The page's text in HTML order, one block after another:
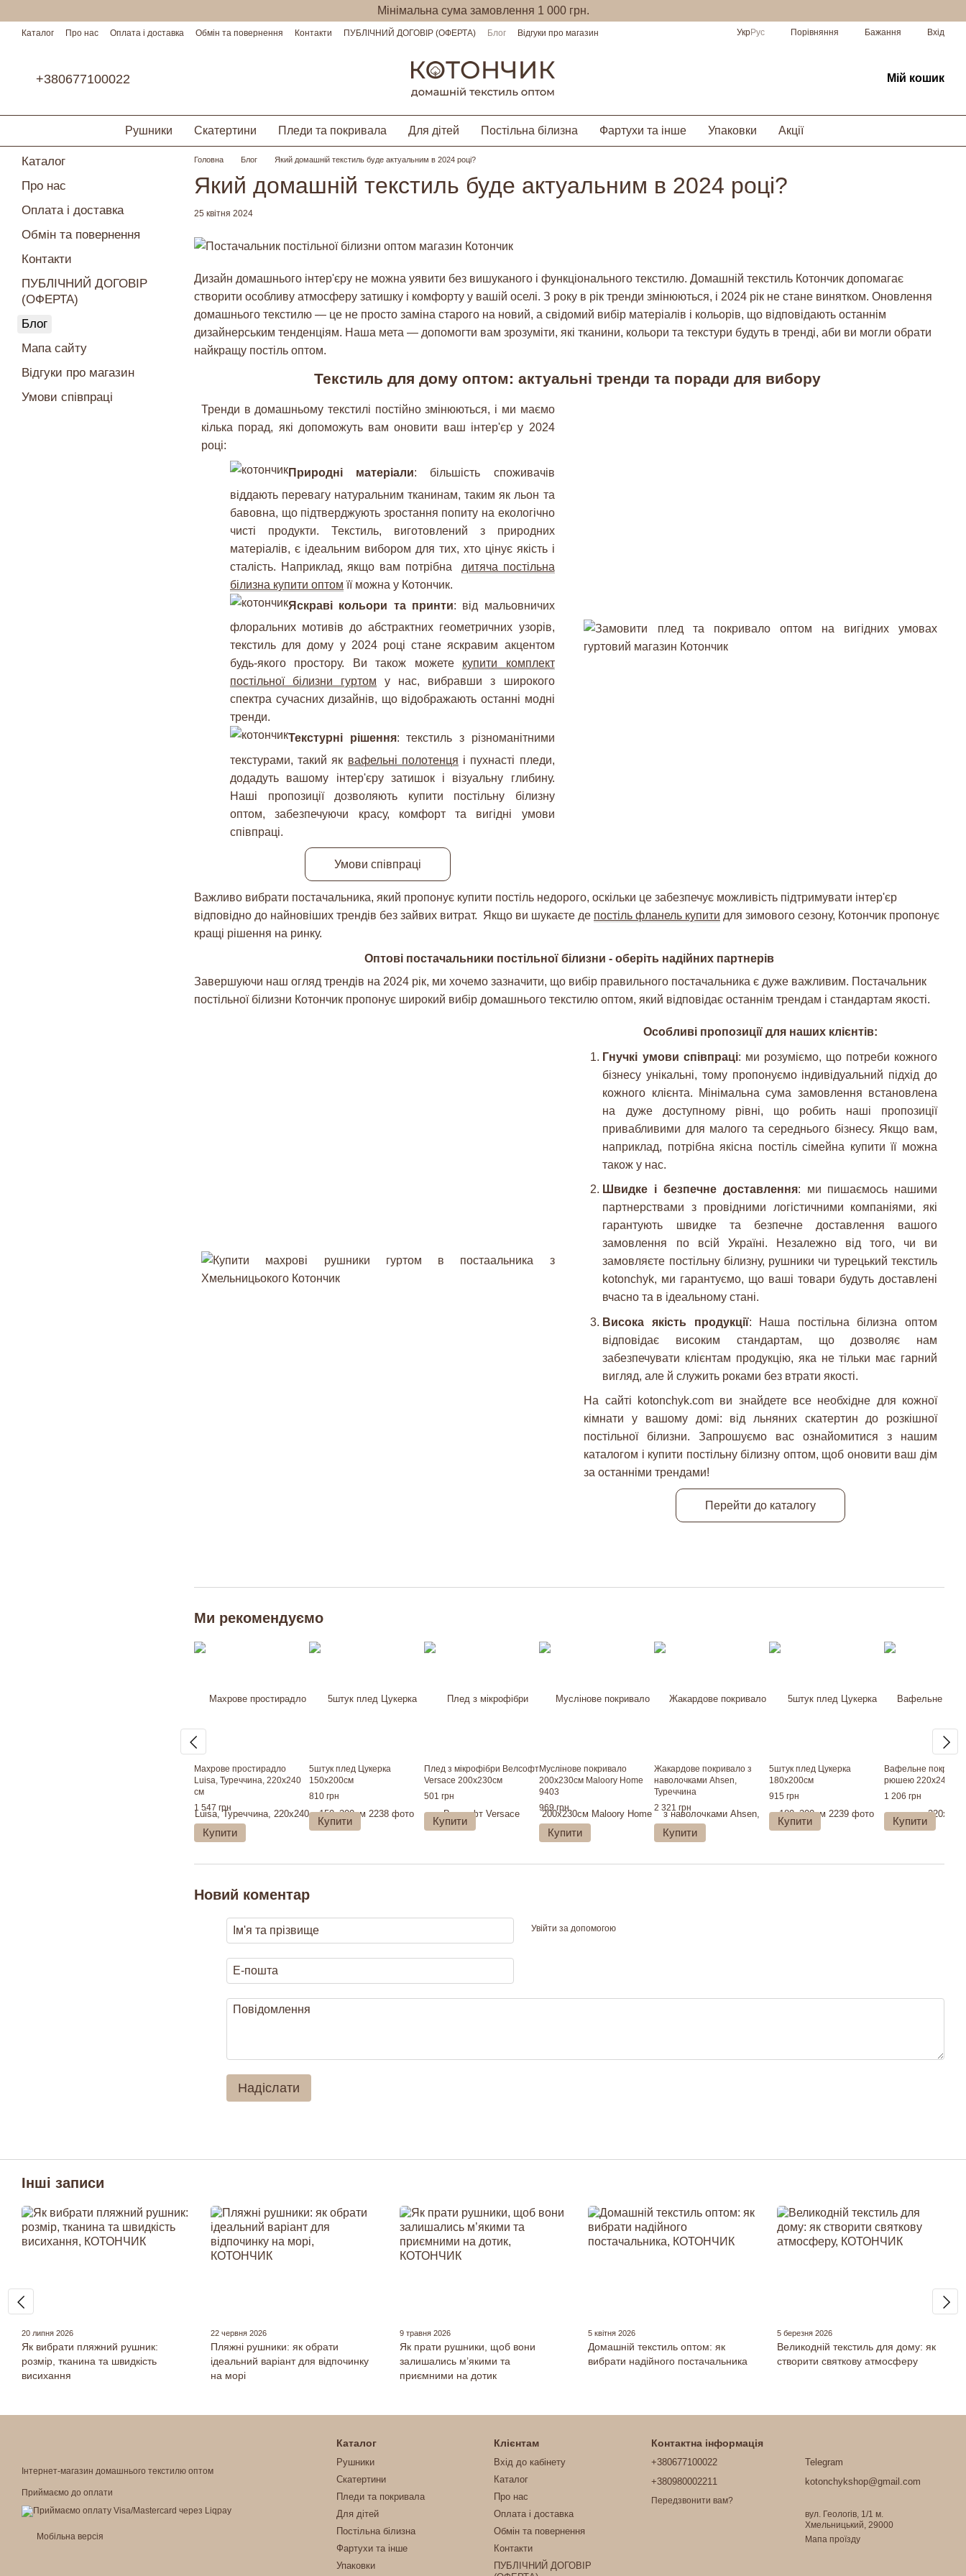
Мінімальна сума замовлення 1 000 грн.
Каталог Про нас Оплата і доставка Обмін та повернення Контакти ПУБЛІЧНИЙ ДОГОВІР (ОФЕРТА) Блог
Відгуки про магазин
УкрРус Порівняння Бажання Вхід
+380677100022 Мій кошик
Рушники Скатертини Пледи та покривала Для дітей Постільна білизна Фартухи та інше Упаковки Акції
Головна Блог Який домашній текстиль буде актуальним в 2024 році?
Який домашній текстиль буде актуальним в 2024 році?
25 квітня 2024
Дизайн домашнього інтер'єру не можна уявити без вишуканого і функціонального текстилю. Домашній текстиль Котончик допомагає
створити особливу атмосферу затишку і комфорту у вашій оселі. З року в рік тренди змінюються, і 2024 рік не стане винятком. Оновлення
домашнього текстилю — це не просто заміна старого на новий, а свідомий вибір матеріалів і кольорів, що відповідають останнім
дизайнерським тенденціям. Наша мета — допомогти вам зрозуміти, які тканини, кольори та текстури будуть в тренді, аби ви могли обрати
найкращу постіль оптом.
Текстиль для дому оптом: актуальні тренди та поради для вибору
Тренди в домашньому текстилі постійно змінюються, і ми маємо
кілька порад, які допоможуть вам оновити ваш інтер'єр у 2024
році:
Природні матеріали: більшість споживачів
віддають перевагу натуральним тканинам, таким як льон та
бавовна, що підтверджують зростання попиту на екологічно
чисті продукти. Текстиль, виготовлений з природних
матеріалів, є ідеальним вибором для тих, хто цінує якість і
сталість. Наприклад, якщо вам потрібна дитяча постільна
білизна купити оптом її можна у Котончик.
Яскраві кольори та принти: від мальовничих
флоральних мотивів до абстрактних геометричних узорів,
текстиль для дому у 2024 році стане яскравим акцентом
будь-якого простору. Ви також можете купити комплект
постільної білизни гуртом у нас, вибравши з широкого
спектра сучасних дизайнів, що відображають останні модні
тренди.
Текстурні рішення: текстиль з різноманітними
текстурами, такий як вафельні полотенця і пухнасті пледи,
додадуть вашому інтер'єру затишок і візуальну глибину.
Наші пропозиції дозволяють купити постільну білизну
оптом, забезпечуючи красу, комфорт та вигідні умови
співпраці.
Умови співпраці
Важливо вибрати постачальника, який пропонує купити постіль недорого, оскільки це забезпечує можливість підтримувати інтер'єр
відповідно до найновіших трендів без зайвих витрат. Якщо ви шукаєте де постіль фланель купити для зимового сезону, Котончик пропонує
кращі рішення на ринку.
Оптові постачальники постільної білизни - оберіть надійних партнерів
Завершуючи наш огляд трендів на 2024 рік, ми хочемо зазначити, що вибір правильного постачальника є дуже важливим. Постачальник
постільної білизни Котончик пропонує широкий вибір домашнього текстилю оптом, який відповідає останнім трендам і стандартам якості.
Особливі пропозиції для наших клієнтів:
Гнучкі умови співпраці: ми розуміємо, що потреби кожного
бізнесу унікальні, тому пропонуємо індивідуальний підхід до
кожного клієнта. Мінімальна сума замовлення встановлена
на дуже доступному рівні, що робить наші пропозиції
привабливими для малого та середнього бізнесу. Якщо вам,
наприклад, потрібна якісна постіль сімейна купити її можна
також у нас.
Швидке і безпечне доставлення: ми пишаємось нашими
партнерствами з провідними логістичними компаніями, які
гарантують швидке та безпечне доставлення вашого
замовлення по всій Україні. Незалежно від того, чи ви
замовляєте постільну білизну, рушники чи турецький текстиль
kotonchyk, ми гарантуємо, що ваші товари будуть доставлені
вчасно та в ідеальному стані.
Висока якість продукції: Наша постільна білизна оптом
відповідає високим стандартам, що дозволяє нам
забезпечувати клієнтам продукцію, яка не тільки має гарний
вигляд, але й служить роками без втрати якості.
На сайті kotonchyk.com ви знайдете все необхідне для кожної
кімнати у вашому домі: від льняних скатертин до розкішної
постільної білизни. Запрошуємо вас ознайомитися з нашим
каталогом і купити постільну білизну оптом, щоб оновити ваш дім
за останніми трендами!
Перейти до каталогу
Ми рекомендуємо
Махрове простирадло
Luisa, Туреччина, 220х240
см
1 547 грн
Купити
5штук плед Цукерка
150х200см
810 грн
Купити
Плед з мікрофібри Велсофт
Versace 200х230см
501 грн
Купити
Муслінове покривало
200x230см Maloory Home
9403
969 грн
Купити
Жакардове покривало з
наволочками Ahsen,
Туреччина
2 321 грн
Купити
5штук плед Цукерка
180х200см
915 грн
Купити
Вафельне
рюшею 220х240см
1 206 грн
Купити
Новий коментар
Увійти за допомогою
Надіслати
Каталог
Про нас
Оплата і доставка
Обмін та повернення
Контакти
ПУБЛІЧНИЙ ДОГОВІР
(ОФЕРТА)
Блог
Мапа сайту
Відгуки про магазин
Умови співпраці
Інші записи
20 липня 2026
Як вибрати пляжний рушник:
розмір, тканина та швидкість
висихання
22 червня 2026
Пляжні рушники: як обрати
ідеальний варіант для відпочинку
на морі
9 травня 2026
Як прати рушники, щоб вони
залишались м’якими та
приємними на дотик
5 квітня 2026
Домашній текстиль оптом: як
вибрати надійного постачальника
5 березня 2026
Великодній текстиль для дому: як
створити святкову атмосферу
Інтернет-магазин домашнього текстилю оптом
Приймаємо до оплати
Мобільна версія
Каталог
Рушники
Скатертини
Пледи та покривала
Для дітей
Постільна білизна
Фартухи та інше
Упаковки
Клієнтам
Вхід до кабінету
Каталог
Про нас
Оплата і доставка
Обмін та повернення
Контакти
ПУБЛІЧНИЙ ДОГОВІР
Контактна інформація
+380677100022
+380980002211
Передзвонити вам?
Telegram
kotonchykshop@gmail.com
вул. Геологів, 1/1 м.
Хмельницький, 29000
Мапа проїзду